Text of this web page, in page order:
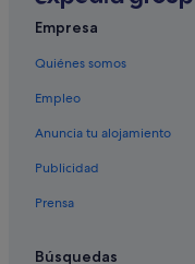
Casas privadas de
Hoteles boutique en
Bluebay Resorts en
Hoteles con spa en
Hoteles de 4
Hoteles de 5
Empresa
Quiénes somos
Empleo
Anuncia tu alojamiento
Publicidad
Prensa
Búsquedas